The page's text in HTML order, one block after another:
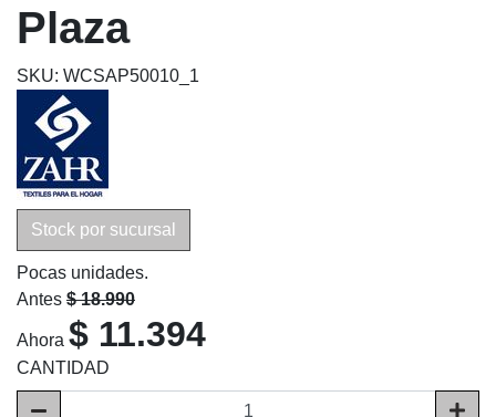
Plaza
SKU: WCSAP50010_1
Stock por sucursal
Pocas unidades.
Antes $ 18.990
Ahora $ 11.394
CANTIDAD